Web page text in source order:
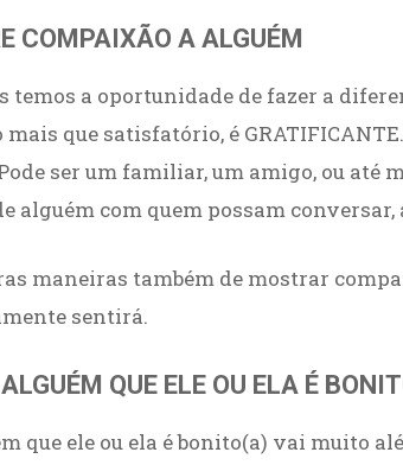
COMPAIXÃO A ALGUÉM
temos a oportunidade de fazer a
mais que satisfatório, é
ser um familiar, um amigo, ou até
alguém com quem possam
maneiras também de mostrar
sentirá.
QUE ELE OU ELA É
que ele ou ela é bonito(a) vai muito